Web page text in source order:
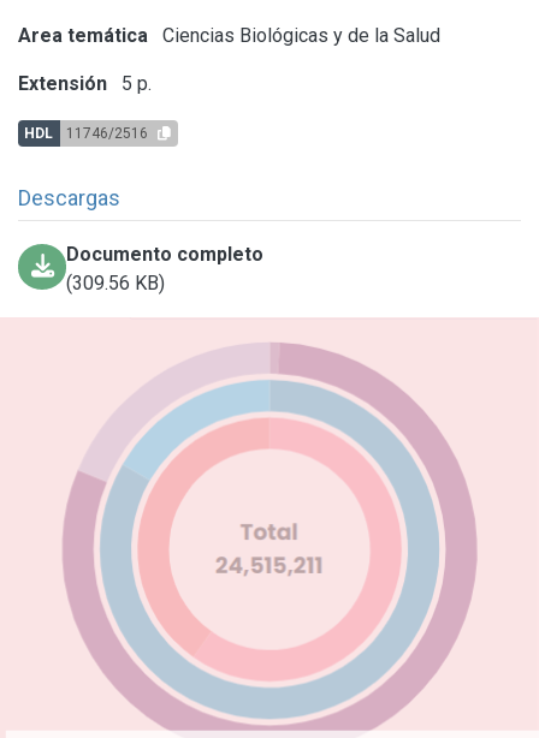
Area temática Ciencias Biológicas y de la Salud
Extensión 5 p.
HDL 11746/2516
Descargas
Documento completo
(309.56 KB)